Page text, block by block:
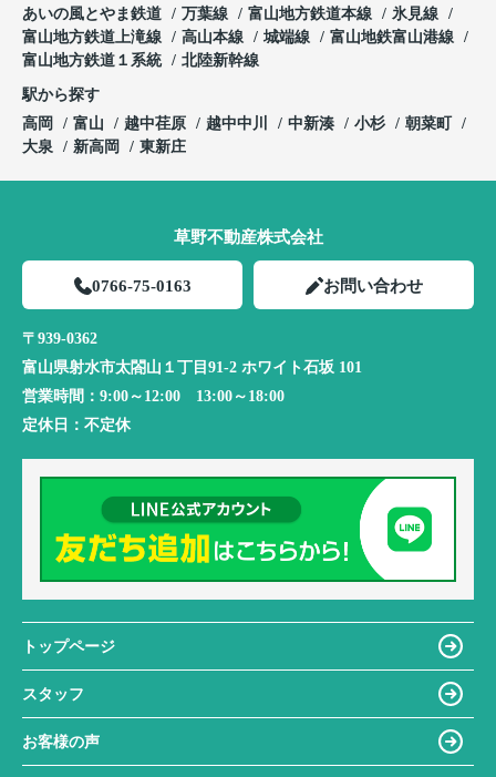
あいの風とやま鉄道
万葉線 富山地方鉄道本線
氷見線
富山地方鉄道上滝線
高山本線 城端線
富山地鉄富山港線
富山地方鉄道１系統
北陸新幹線
駅から探す
高岡
富山 越中荏原 越中中川 中新湊 小杉
朝菜町
大泉
新高岡 東新庄
草野不動産株式会社
0766-75-0163 お問い合わせ
〒939-0362
富山県射水市太閤山１丁目91-2 ホワイト石坂 101
営業時間： 9:00～12:00 13:00～18:00
定休日： 不定休
トップページ
スタッフ
お客様の声